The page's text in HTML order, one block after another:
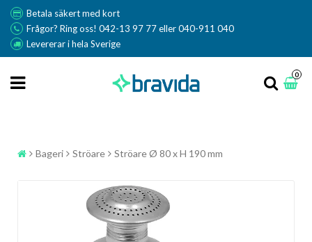
Betala säkert med kort
Frågor? Ring oss! 042-13 97 77 eller 040-911 040
Levererar i hela Sverige
0
Bageri Ströare Ströare Ø 80 x H 190 mm